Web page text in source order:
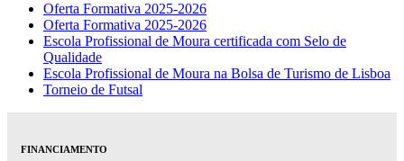
Oferta Formativa 2025-2026
Oferta Formativa 2025-2026
Escola Profissional de Moura certificada com Selo de
Qualidade
Escola Profissional de Moura na Bolsa de Turismo de Lisboa
Torneio de Futsal
FINANCIAMENTO